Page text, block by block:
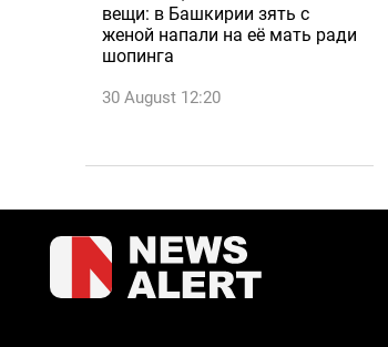
вещи: в Башкирии зять с
женой напали на её мать ради
шопинга
30 August 12:20